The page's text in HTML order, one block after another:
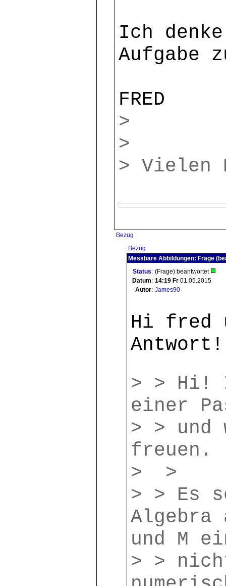
Ich
Aufgabe
FRED
>
>
> Vielen
Bezug
Bezug
Messbare Abbildungen: Frage
Status: (Frage) beantwortet
Datum: 14:19 Fr 01.05.2015
Autor: James90
Hi fred
Antwort!
> > Hi!
einer
> > und
freuen.
> >
> > Es
Algebra
und M
> >